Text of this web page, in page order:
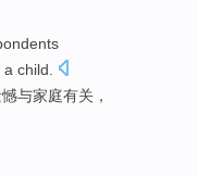
child.
与家庭有关，